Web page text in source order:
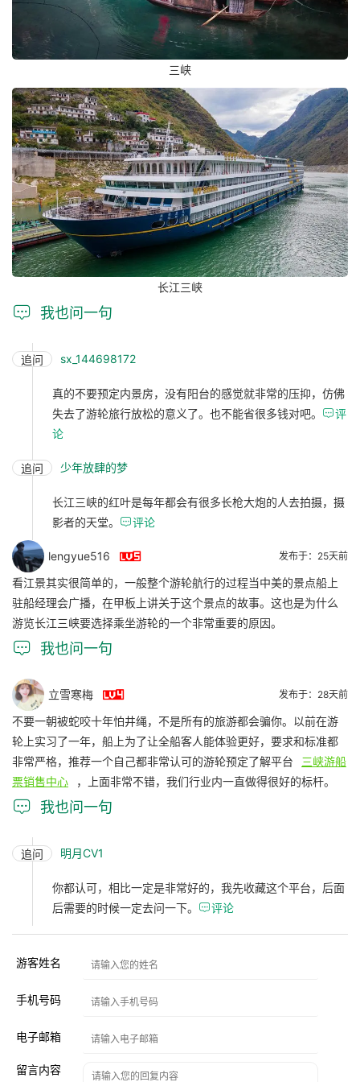
三峡
长江三峡
 我也问一句
追问 sx_144698172
真的不要预定内景房，没有阳台的感觉就非常的压抑，仿佛
失去了游轮旅行放松的意义了。也不能省很多钱对吧。 评
论
追问 少年放肆的梦
长江三峡的红叶是每年都会有很多长枪大炮的人去拍摄，摄
影者的天堂。 评论
lengyue516  发布于：25天前
看江景其实很简单的，一般整个游轮航行的过程当中美的景点船上
驻船经理会广播，在甲板上讲关于这个景点的故事。这也是为什么
游览长江三峡要选择乘坐游轮的一个非常重要的原因。
 我也问一句
立雪寒梅  发布于：28天前
不要一朝被蛇咬十年怕井绳，不是所有的旅游都会骗你。以前在游
轮上实习了一年，船上为了让全船客人能体验更好，要求和标准都
非常严格，推荐一个自己都非常认可的游轮预定了解平台
三峡游船
票销售中心
，上面非常不错，我们行业内一直做得很好的标杆。
 我也问一句
追问 明月CV1
你都认可，相比一定是非常好的，我先收藏这个平台，后面
后需要的时候一定去问一下。 评论
游客姓名
手机号码
电子邮箱
留言内容